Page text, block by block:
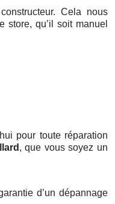
Cela nous
store, qu’il soit manuel
pour toute réparation
, que vous soyez un
d’un dépannage